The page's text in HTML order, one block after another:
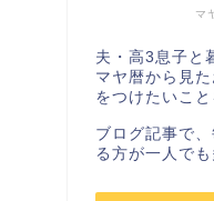
マ
夫・高3息子と
マヤ暦から見
をつけたいこ
ブログ記事で
る方が一人でも